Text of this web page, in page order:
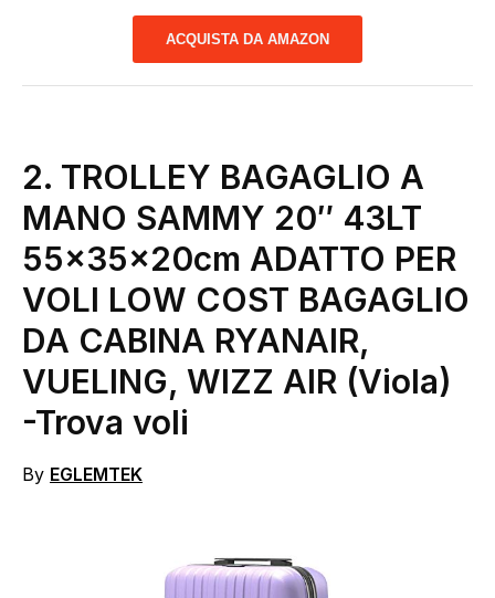
ACQUISTA DA AMAZON
2. TROLLEY BAGAGLIO A
MANO SAMMY 20″ 43LT
55x35x20cm ADATTO PER
VOLI LOW COST BAGAGLIO
DA CABINA RYANAIR,
VUELING, WIZZ AIR (Viola)
-Trova voli
By EGLEMTEK